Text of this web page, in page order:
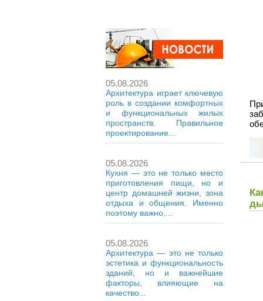
05.08.2026
Архитектура играет ключевую
роль в создании комфортных
и функциональных жилых
пространств. Правильное
проектирование...
05.08.2026
Кухня — это не только место
приготовления пищи, но и
центр домашней жизни, зона
отдыха и общения. Именно
поэтому важно,...
05.08.2026
Архитектура — это не только
эстетика и функциональность
зданий, но и важнейшие
факторы, влияющие на
качество...